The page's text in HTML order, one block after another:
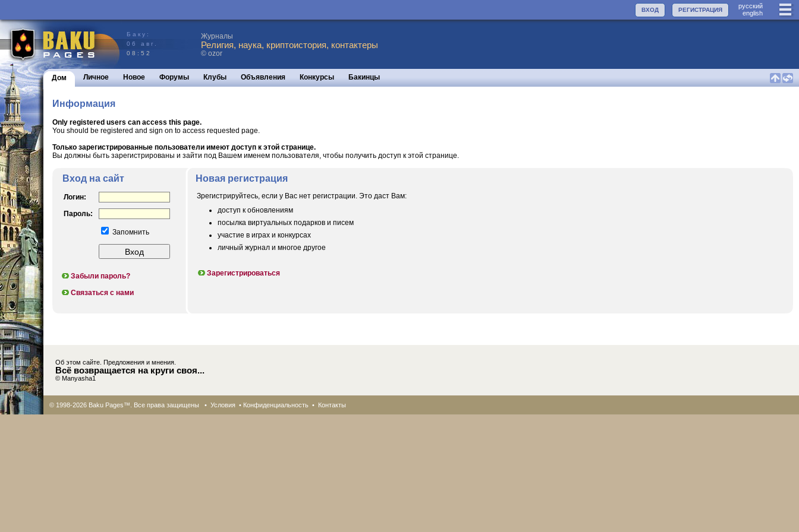
руccкий
english
РЕГИСТРАЦИЯ
ВХОД
Баку:
06 авг.
08:52
Журналы
Религия, наука, криптоистория, контактеры
© ozor
Дом Личное Новое Форумы Клубы Объявления Конкурсы Бакинцы
Информация
Only registered users can access this page.
You should be registered and sign on to access requested page.
Только зарегистрированные пользователи имеют доступ к этой странице.
Вы должны быть зарегистрированы и зайти под Вашем именем пользователя, чтобы получить доступ к этой странице.
Вход на сайт
Логин:
Пароль:
Запомнить
Забыли пароль?
Связаться с нами
Новая регистрация
Зрегистрируйтесь, если у Вас нет регистрации. Это даст Вам:
доступ к обновлениям
посылка виртуальных подарков и писем
участие в играх и конкурсах
личный журнал и многое другое
Зарегистрироваться
Об этом сайте. Предложения и мнения.
Всё возвращается на круги своя...
© Manyasha1
© 1998-2026 Baku Pages™. Все права защищены • Условия • Конфиденциальность • Контакты